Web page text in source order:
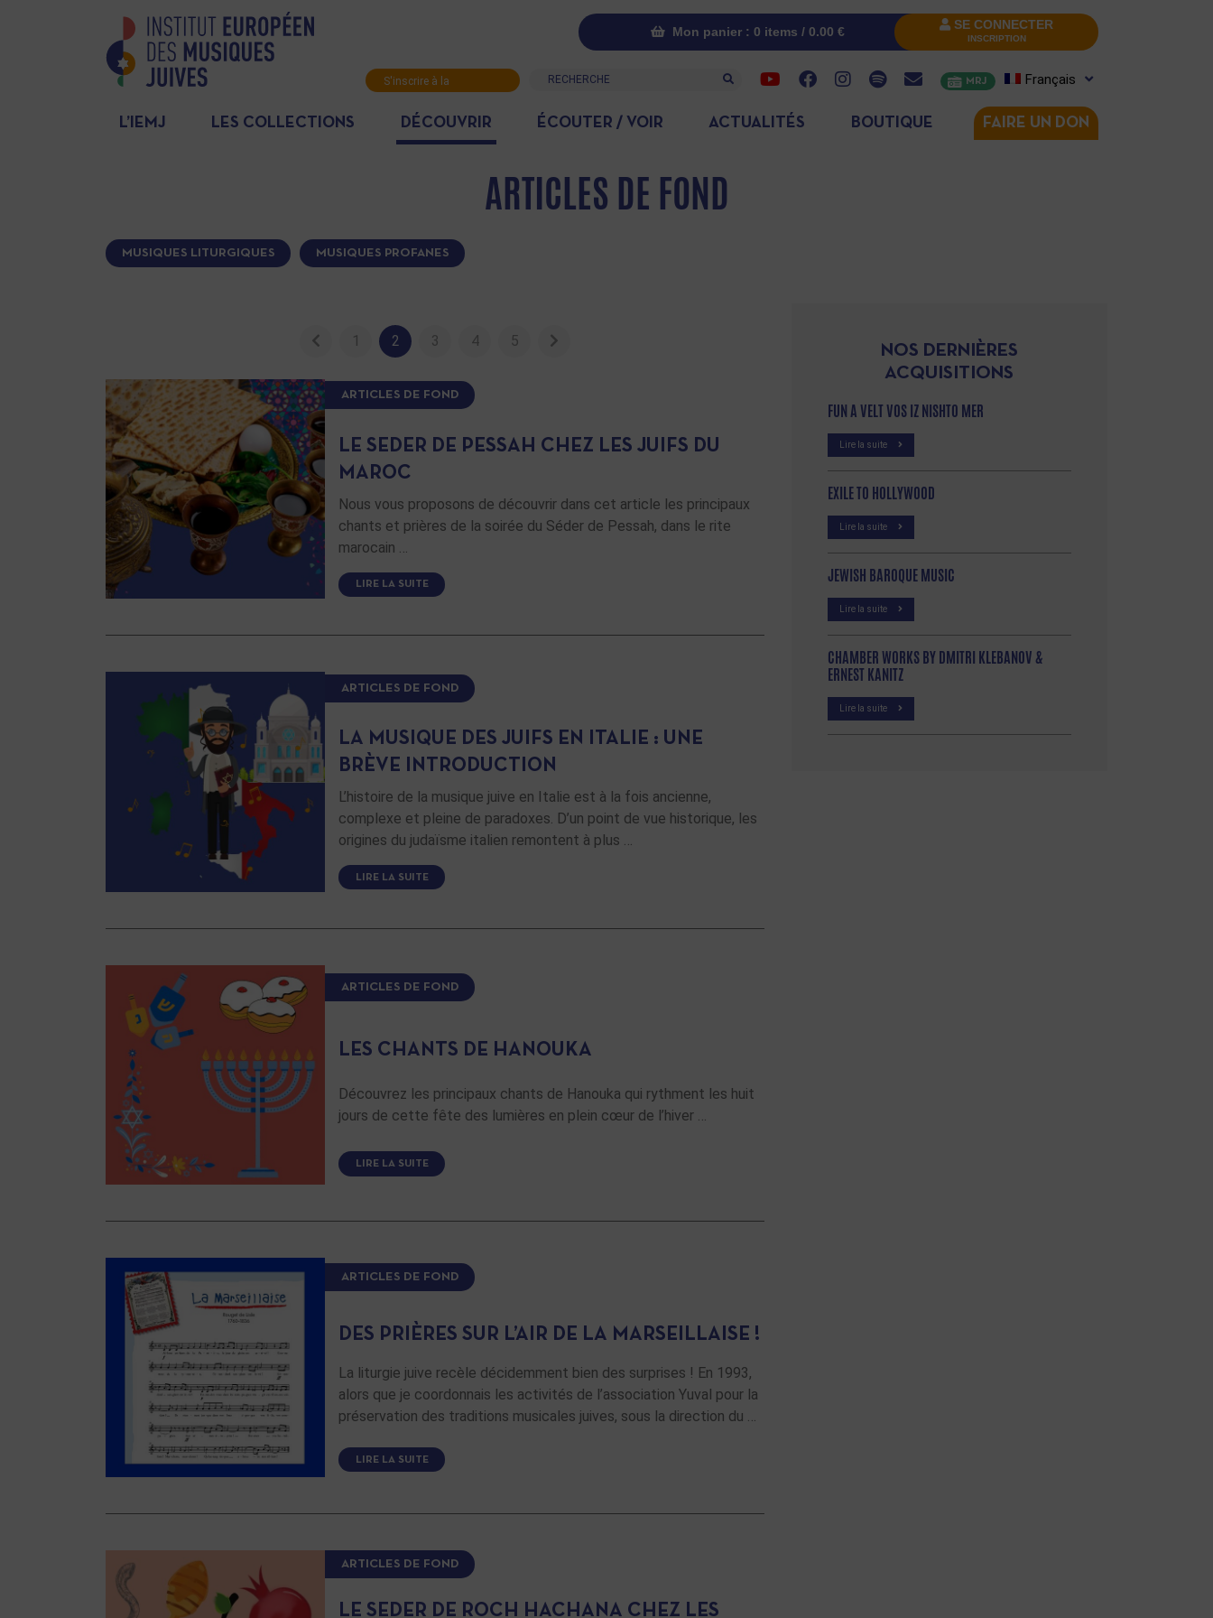
Mon panier : 0 items / 0.00 € SE CONNECTER
INSCRIPTION
S'inscrire à la
Recherche MRJ Français
L’IEMJ LES COLLECTIONS DÉCOUVRIR ÉCOUTER / VOIR ACTUALITÉS BOUTIQUE FAIRE UN DON
ARTICLES DE FOND
MUSIQUES LITURGIQUES MUSIQUES PROFANES
1 2 3 4 5
ARTICLES DE FOND
LE SEDER DE PESSAH CHEZ LES JUIFS DU
MAROC
Nous vous proposons de découvrir dans cet article les principaux
chants et prières de la soirée du Séder de Pessah, dans le rite
marocain …
LIRE LA SUITE
ARTICLES DE FOND
LA MUSIQUE DES JUIFS EN ITALIE : UNE
BRÈVE INTRODUCTION
L’histoire de la musique juive en Italie est à la fois ancienne,
complexe et pleine de paradoxes. D’un point de vue historique, les
origines du judaïsme italien remontent à plus …
LIRE LA SUITE
ARTICLES DE FOND
LES CHANTS DE HANOUKA
Découvrez les principaux chants de Hanouka qui rythment les huit
jours de cette fête des lumières en plein cœur de l’hiver …
LIRE LA SUITE
ARTICLES DE FOND
DES PRIÈRES SUR L’AIR DE LA MARSEILLAISE !
La liturgie juive recèle décidemment bien des surprises ! En 1993,
alors que je coordonnais les activités de l’association Yuval pour la
préservation des traditions musicales juives, sous la direction du …
LIRE LA SUITE
ARTICLES DE FOND
LE SEDER DE ROCH HACHANA CHEZ LES
NOS DERNIÈRES
ACQUISITIONS
FUN A VELT VOS IZ NISHTO MER
Lire la suite
EXILE TO HOLLYWOOD
Lire la suite
JEWISH BAROQUE MUSIC
Lire la suite
CHAMBER WORKS BY DMITRI KLEBANOV &
ERNEST KANITZ
Lire la suite